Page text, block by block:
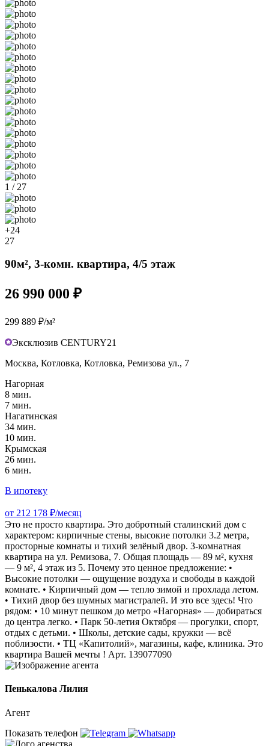
1 / 27
+24
27
90м², 3-комн. квартира, 4/5 этаж
26 990 000 ₽
299 889 ₽/м²
Эксклюзив CENTURY21
Москва, Котловка, Котловка, Ремизова ул., 7
Нагорная
8 мин.
7 мин.
Нагатинская
34 мин.
10 мин.
Крымская
26 мин.
6 мин.
В ипотеку
от 212 178 ₽/месяц
Это не просто квартира. Это добротный сталинский дом с
характером: кирпичные стены, высокие потолки 3.2 метра,
просторные комнаты и тихий зелёный двор. 3-комнатная
квартира на ул. Ремизова, 7. Общая площадь — 89 м², кухня
— 9 м², 4 этаж из 5. Почему это ценное предложение: •
Высокие потолки — ощущение воздуха и свободы в каждой
комнате. • Кирпичный дом — тепло зимой и прохлада летом.
• Тихий двор без шумных магистралей. И это все здесь! Что
рядом: • 10 минут пешком до метро «Нагорная» — добираться
до центра легко. • Парк 50-летия Октября — прогулки, спорт,
отдых с детьми. • Школы, детские сады, кружки — всё
поблизости. • ТЦ «Капитолий», магазины, кафе, клиника. Это
квартира Вашей мечты ! Арт. 139077090
Пенькалова Лилия
Агент
Показать телефон